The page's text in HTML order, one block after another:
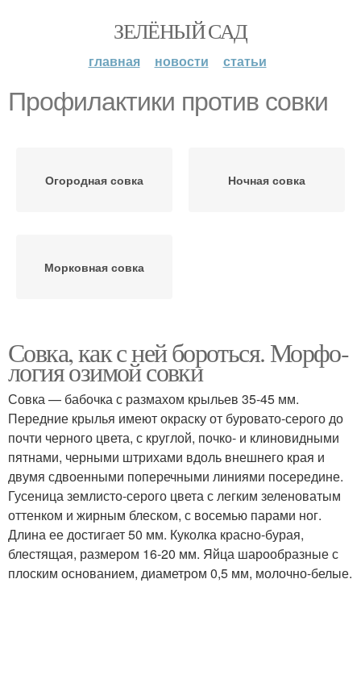
ЗЕЛЁНЫЙ САД
главная новости статьи
Профилактики против совки
Огородная совка Ночная совка
Морковная совка
Совка, как с ней бороться. Мор­фо­
логия ози­мой сов­ки
Совка — бабочка с размахом крыльев 35-45 мм.
Передние крылья имеют окраску от буровато-серого до
почти черного цвета, с круглой, почко- и клиновидными
пятнами, черными штрихами вдоль внешнего края и
двумя сдвоенными поперечными линиями посередине.
Гусеница землисто-серого цвета с легким зеленоватым
оттенком и жирным блеском, с восемью парами ног.
Длина ее достигает 50 мм. Куколка красно-бурая,
блестящая, размером 16-20 мм. Яйца шарообразные с
плоским основанием, диаметром 0,5 мм, молочно-белые.